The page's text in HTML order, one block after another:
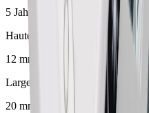
5 Jahre
Hauteur
12 mm
Largeur
20 mm